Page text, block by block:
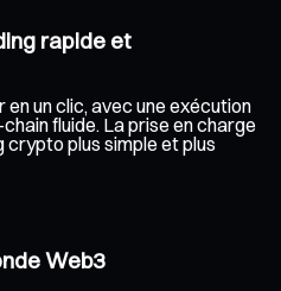
rapide et
un clic, avec une exécution
fluide. La prise en charge
plus simple et plus
Web3